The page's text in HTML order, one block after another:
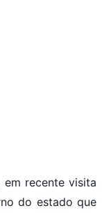
em recente visita
do estado que